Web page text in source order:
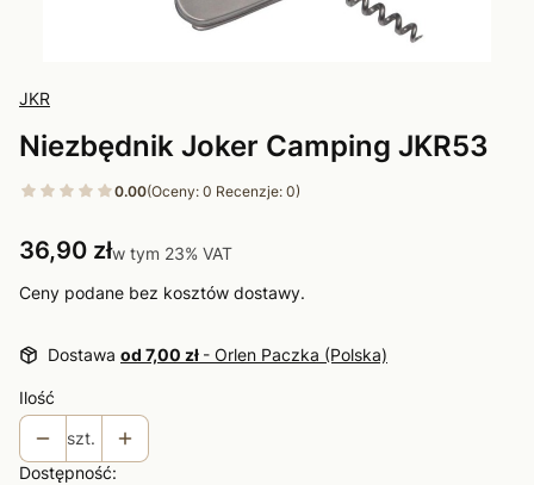
JKR
Niezbędnik Joker Camping JKR53
0.00(Oceny: 0 Recenzje: 0)
Cena
36,90 złw tym 23% VAT
w tym 23% VAT
Ceny podane bez kosztów dostawy.
Dostawa od 7,00 zł - Orlen Paczka (Polska)
Ilość
szt.
Dostępność: